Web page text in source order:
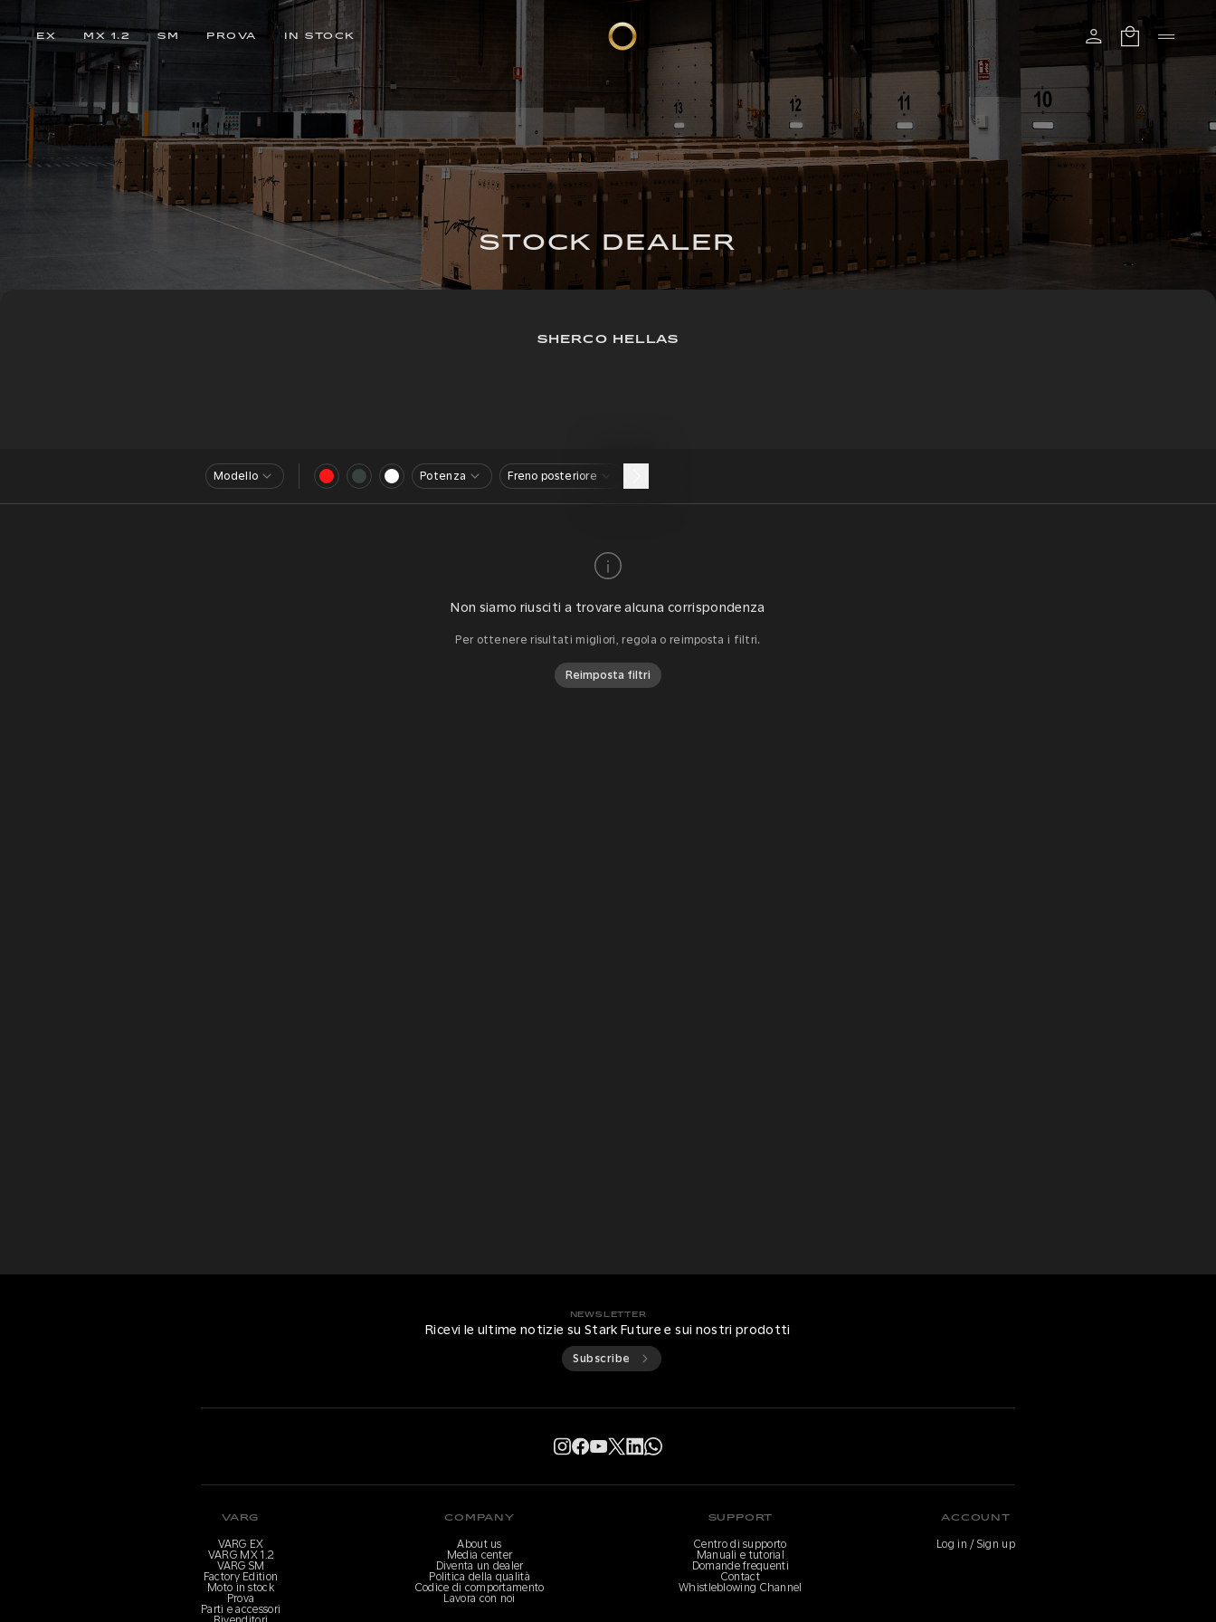
EX MX 1.2 SM PROVA IN STOCK
STOCK DEALER
SHERCO HELLAS
Modello Potenza Freno posteriore
Non siamo riusciti a trovare alcuna corrispondenza
Per ottenere risultati migliori, regola o reimposta i filtri.
Reimposta filtri
NEWSLETTER
Ricevi le ultime notizie su Stark Future e sui nostri prodotti
Subscribe
VARG
VARG EX
VARG MX 1.2
VARG SM
Factory Edition
Moto in stock
Prova
Parti e accessori
COMPANY
About us
Media center
Diventa un dealer
Politica della qualità
Codice di comportamento
Lavora con noi
SUPPORT
Centro di supporto
Manuali e tutorial
Domande frequenti
Contact
Whistleblowing Channel
ACCOUNT
Log in / Sign up